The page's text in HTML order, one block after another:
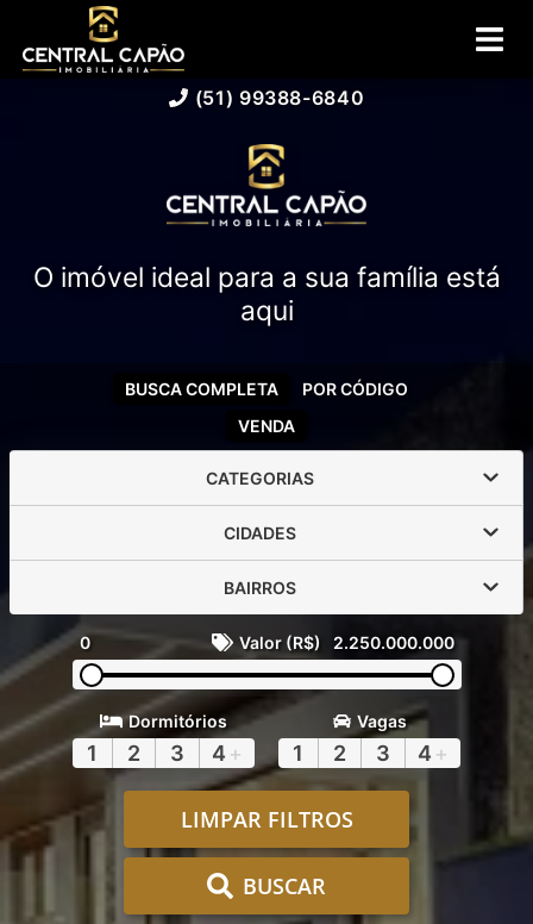
(51) 99388-6840
O imóvel ideal para a sua família está
aqui
VENDA
BUSCA COMPLETA POR CÓDIGO
CATEGORIAS
CIDADES
BAIRROS
0 Valor (R$) 2.250.000.000
Dormitórios
1 2 3 4 +
Vagas
1 2 3 4 +
LIMPAR FILTROS
BUSCAR